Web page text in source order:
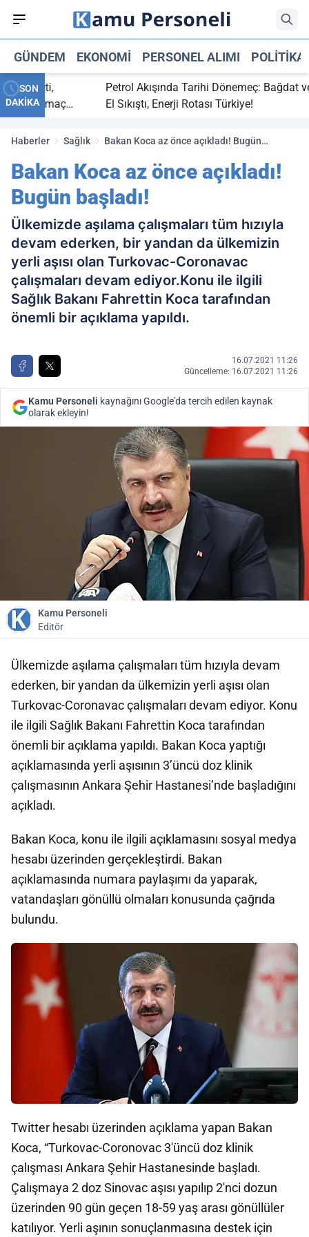
GÜNDEM EKONOMI PERSONEL ALIMI POLITIKA
SON
DAKİKA
bitti,
maç
Petrol Akışında Tarihi Dönemeç: Bağdat ve
El Sıkıştı, Enerji Rotası Türkiye!
Haberler Sağlık
Bakan Koca az önce açıkladı! Bugün
Bakan Koca az önce açıkladı!
Bugün başladı!
Ülkemizde aşılama çalışmaları tüm hızıyla
devam ederken, bir yandan da ülkemizin
yerli aşısı olan Turkovac-Coronavac
çalışmaları devam ediyor.Konu ile ilgili
Sağlık Bakanı Fahrettin Koca tarafından
önemli bir açıklama yapıldı.
16.07.2021 11:26
Güncelleme: 16.07.2021 11:26
Kamu Personeli kaynağını Google'da tercih edilen kaynak
olarak ekleyin!
Kamu Personeli
Editör
Ülkemizde aşılama çalışmaları tüm hızıyla devam
ederken, bir yandan da ülkemizin yerli aşısı olan
Turkovac-Coronavac çalışmaları devam ediyor. Konu
ile ilgili Sağlık Bakanı Fahrettin Koca tarafından
önemli bir açıklama yapıldı. Bakan Koca yaptığı
açıklamasında yerli aşısının 3’üncü doz klinik
çalışmasının Ankara Şehir Hastanesi’nde başladığını
açıkladı.
Bakan Koca, konu ile ilgili açıklamasını sosyal medya
hesabı üzerinden gerçekleştirdi. Bakan
açıklamasında numara paylaşımı da yaparak,
vatandaşları gönüllü olmaları konusunda çağrıda
bulundu.
Twitter hesabı üzerinden açıklama yapan Bakan
Koca, “Turkovac-Coronovac 3'üncü doz klinik
çalışması Ankara Şehir Hastanesinde başladı.
Çalışmaya 2 doz Sinovac aşısı yapılıp 2'nci dozun
üzerinden 90 gün geçen 18-59 yaş arası gönüllüler
katılıyor. Yerli aşının sonuçlanmasına destek için